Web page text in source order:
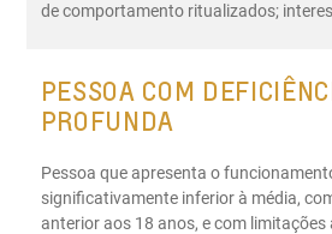
de comportamento ritualizados;
PESSOA COM
PROFUNDA
Pessoa que apresenta o
significativamente inferior à média,
anterior aos 18 anos, e com